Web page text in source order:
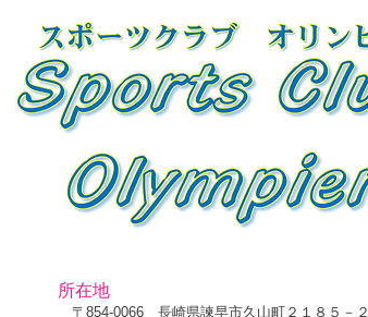
​所在地
〒854-0066 長崎県諫早市久山町２１８５－２